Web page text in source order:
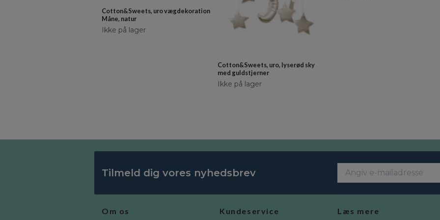
Cotton&Sweets, uro vægdekoration
Måne, natur
Ikke på lager
Cotton&Sweets, uro, lyserød sky
med guldstjerner
Ikke på lager
Tilmeld dig vores nyhedsbrev
Om os Kundeservice Læs mere